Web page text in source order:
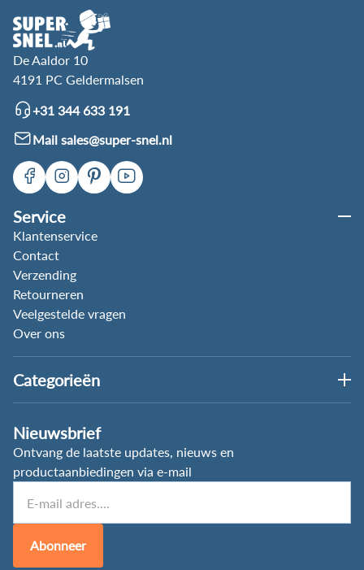
De Aaldor 10
4191 PC Geldermalsen
+31 344 633 191
Mail sales@super-snel.nl
Service
Klantenservice
Contact
Verzending
Retourneren
Veelgestelde vragen
Over ons
Categorieën
Nieuwsbrief
Ontvang de laatste updates, nieuws en
productaanbiedingen via e-mail
Abonneer